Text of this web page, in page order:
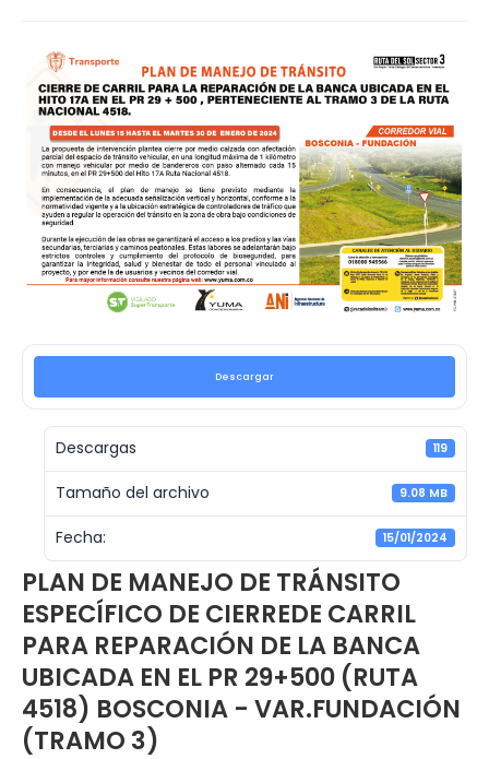
Descargar
Descargas 119
Tamaño del archivo 9.08 MB
Fecha: 15/01/2024
PLAN DE MANEJO DE TRÁNSITO
ESPECÍFICO DE CIERREDE CARRIL
PARA REPARACIÓN DE LA BANCA
UBICADA EN EL PR 29+500 (RUTA
4518) BOSCONIA - VAR.FUNDACIÓN
(TRAMO 3)